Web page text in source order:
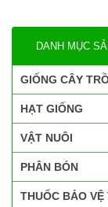
DANH MỤC
GIỐNG CÂY
HẠT GIỐNG
VẬT NUÔI
PHÂN BÓN
THUỐC BẢO